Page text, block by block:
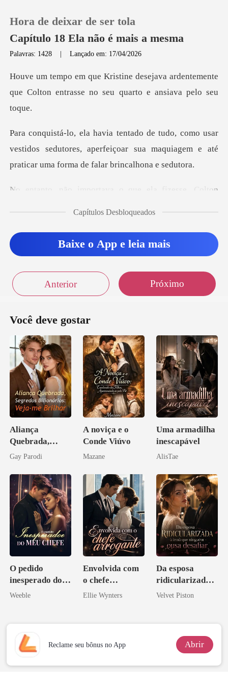
0
Histórico
Sair
Hora de deixar de ser tola
Capítulo 18 Ela não é mais a mesma
Palavras: 1428 |Lançado em: 17/04/2026
va ardentemente
que Colton entrasse n
ar
vestidos sedutores, aperfeiçoar sua maquiagem e at
va o que ela fizesse, C
Capítulos Desbloqueados
Baixe o App e leia mais
Anterior Próximo
Você deve gostar
Aliança
Quebrada,
Segredos
Veja-me Brilhar
Gay Parodi
A noviça e o
Conde Viúvo
Mazane
Uma armadilha
inescapável
AlisTae
O pedido
inesperado do
meu chefe
Weeble
Envolvida com
o chefe
arrogante
Ellie Wynters
Da esposa
ridicularizada à
irmã que
Velvet Piston
Reclame seu bônus no App Abrir